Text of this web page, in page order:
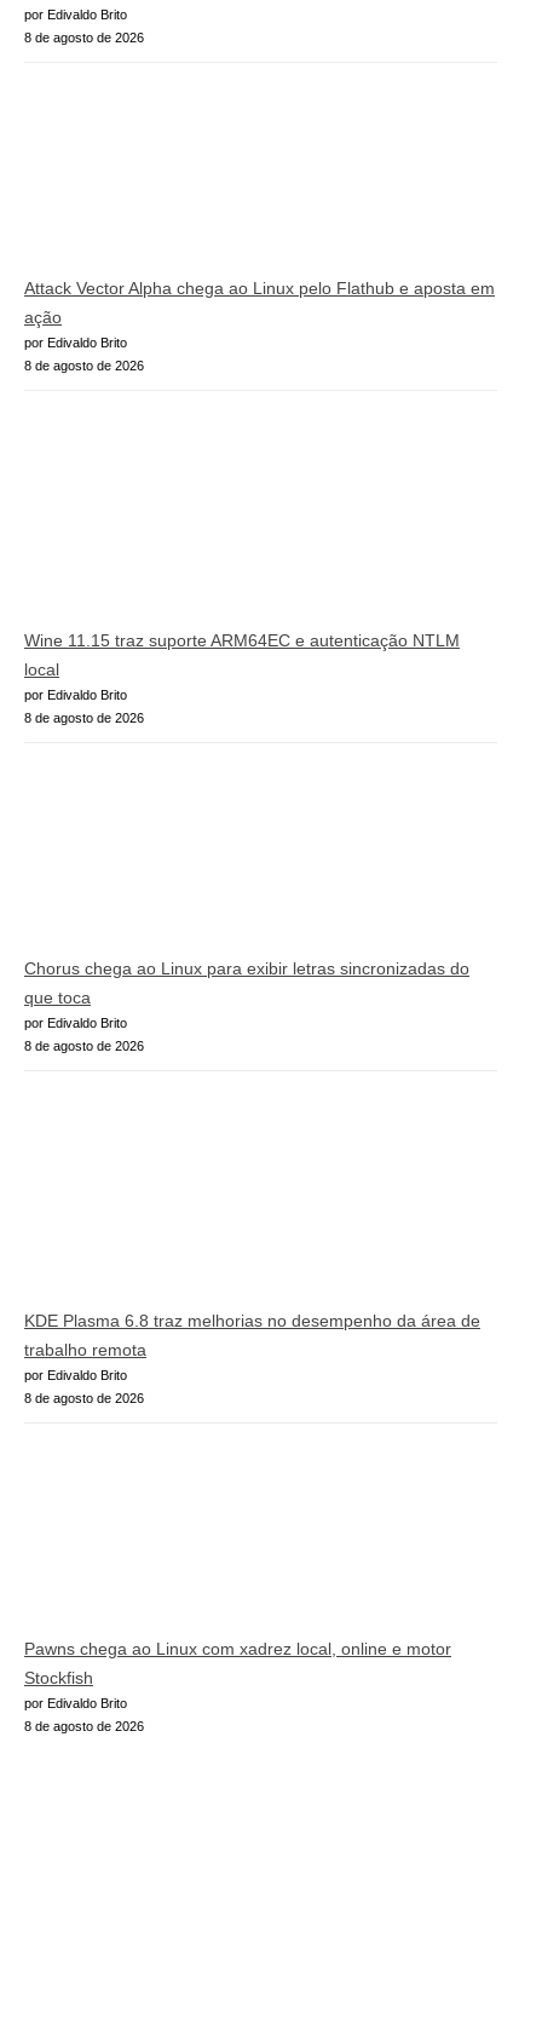
por Edivaldo Brito
8 de agosto de 2026
Attack Vector Alpha chega ao Linux pelo Flathub e aposta em
ação
por Edivaldo Brito
8 de agosto de 2026
Wine 11.15 traz suporte ARM64EC e autenticação NTLM
local
por Edivaldo Brito
8 de agosto de 2026
Chorus chega ao Linux para exibir letras sincronizadas do
que toca
por Edivaldo Brito
8 de agosto de 2026
KDE Plasma 6.8 traz melhorias no desempenho da área de
trabalho remota
por Edivaldo Brito
8 de agosto de 2026
Pawns chega ao Linux com xadrez local, online e motor
Stockfish
por Edivaldo Brito
8 de agosto de 2026